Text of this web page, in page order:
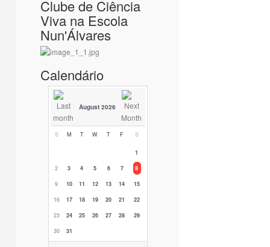
Clube de Ciência
Viva na Escola
Nun'Álvares
Calendário
August 2026
S M T W T F S
1
2
3 4 5 6 7
8
9
10 11 12 13 14
15
16
17 18 19 20 21
22
23
24 25 26 27 28
29
30
31